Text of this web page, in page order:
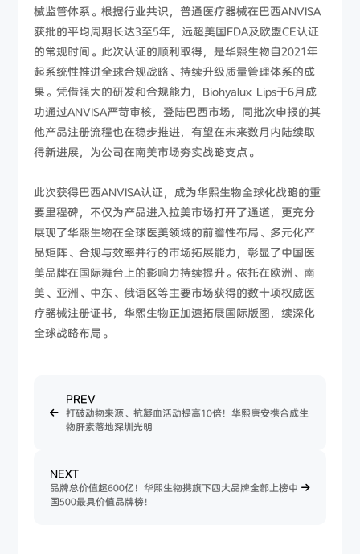
械监管体系。根据行业共识，普通医疗器械在巴西ANVISA
获批的平均周期长达3至5年，远超美国FDA及欧盟CE认证
的常规时间。此次认证的顺利取得，是华熙生物自2021年
起系统性推进全球合规战略、持续升级质量管理体系的成
果。凭借强大的研发和合规能力，Biohyalux Lips于6月成
功通过ANVISA严苛审核，登陆巴西市场，同批次申报的其
他产品注册流程也在稳步推进，有望在未来数月内陆续取
得新进展，为公司在南美市场夯实战略支点。
此次获得巴西ANVISA认证，成为华熙生物全球化战略的重
要里程碑，不仅为产品进入拉美市场打开了通道，更充分
展现了华熙生物在全球医美领域的前瞻性布局、多元化产
品矩阵、合规与效率并行的市场拓展能力，彰显了中国医
美品牌在国际舞台上的影响力持续提升。依托在欧洲、南
美、亚洲、中东、俄语区等主要市场获得的数十项权威医
疗器械注册证书，华熙生物正加速拓展国际版图，续深化
全球战略布局。
PREV
打破动物来源、抗凝血活动提高10倍！华熙唐安携合成生
物肝素落地深圳光明
NEXT
品牌总价值超600亿！华熙生物携旗下四大品牌全部上榜中
国500最具价值品牌榜！